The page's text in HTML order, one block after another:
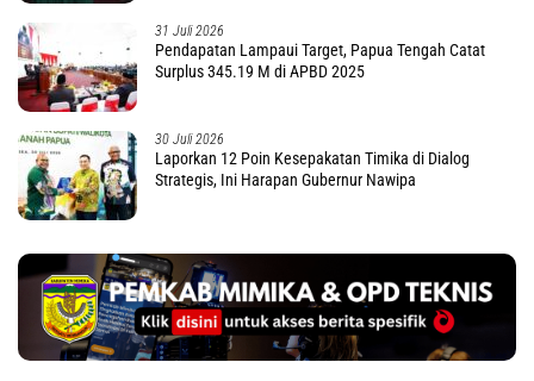
31 Juli 2026
Pendapatan Lampaui Target, Papua Tengah Catat
Surplus 345.19 M di APBD 2025
30 Juli 2026
Laporkan 12 Poin Kesepakatan Timika di Dialog
Strategis, Ini Harapan Gubernur Nawipa